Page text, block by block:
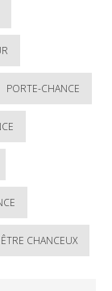
PORTE-CHANCE
ÊTRE CHANCEUX